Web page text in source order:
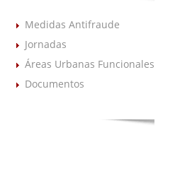
Medidas Antifraude
Jornadas
Áreas Urbanas Funcionales
Documentos